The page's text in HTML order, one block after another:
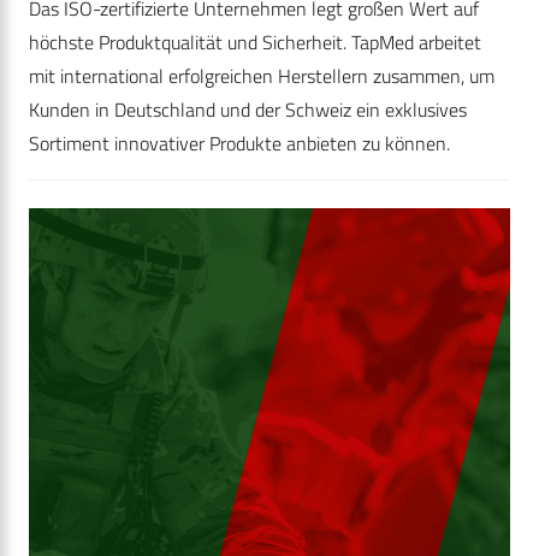
Das ISO-zertifizierte Unternehmen legt großen Wert auf
höchste Produktqualität und Sicherheit. TapMed arbeitet
mit international erfolgreichen Herstellern zusammen, um
Kunden in Deutschland und der Schweiz ein exklusives
Sortiment innovativer Produkte anbieten zu können.